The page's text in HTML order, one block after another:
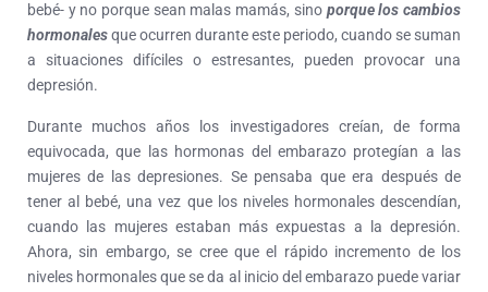
bebé- y no porque sean malas mamás, sino porque los cambios
hormonalesque ocurren durante este periodo, cuando se suman
a situaciones difíciles o estresantes, pueden provocar una
depresión.
Durante muchos años los investigadores creían, de forma
equivocada, que las hormonas del embarazo protegían a las
mujeres de las depresiones. Se pensaba que era después de
tener al bebé, una vez que los niveles hormonales descendían,
cuando las mujeres estaban más expuestas a la depresión.
Ahora, sin embargo, se cree que el rápido incremento de los
niveles hormonales que se da al inicio del embarazo puede variar